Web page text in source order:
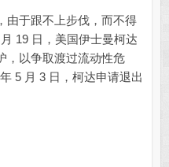
于跟不上步伐，而不得
19 日，美国伊士曼柯达
，以争取渡过流动性危
5 月 3 日，柯达申请退出